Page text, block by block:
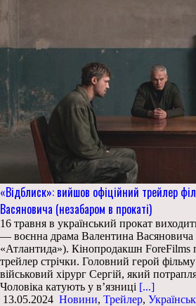
«Відблиск»: вийшов офіційний трейлер
Васяновича (незабаром в прокаті)
16 травня в український прокат
— воєнна драма Валентина Васяновича
«Атлантида»). Кінопродакшн ForeFilms
трейлер стрічки. Головний герой
військовий хірург Сергій, який
Чоловіка катують у в’язниці [...]
13.05.2024 Новини, Трейлер,